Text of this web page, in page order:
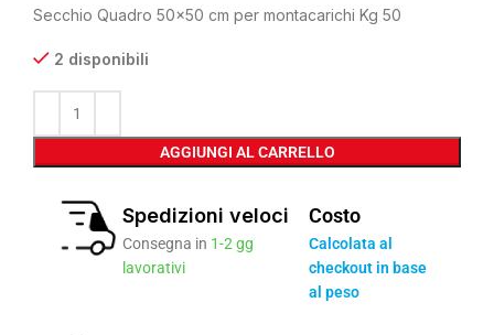
Secchio Quadro 50×50 cm per montacarichi Kg 50
2 disponibili
AGGIUNGI AL CARRELLO
Spedizioni veloci
Consegna in 1-2 gg
lavorativi
Costo
Calcolata al
checkout in base
al peso